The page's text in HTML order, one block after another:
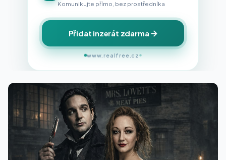
Komunikujte přímo, bez prostředníka
Přidat inzerát zdarma
www.realfree.cz